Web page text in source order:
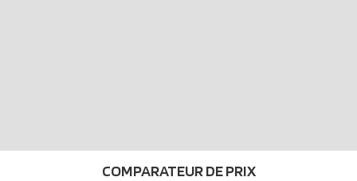
COMPARATEUR DE PRIX